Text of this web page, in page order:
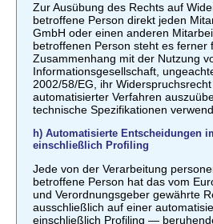
Zur Ausübung des Rechts auf
betroffene Person direkt jeden
GmbH oder einen anderen
betroffenen Person steht es ferner
Zusammenhang mit der Nutzung
Informationsgesellschaft,
2002/58/EG, ihr
automatisierter Verfahren
technische Spezifikationen
h) Automatisierte Entscheidungen
einschließlich Profiling
Jede von der Verarbeitung
betroffene Person hat das vom
und Verordnungsgeber gewährte
ausschließlich auf einer
einschließlich Profiling —